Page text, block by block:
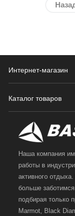
Интернет-магазин
Каталог товаров
Наша компания
работы в
активного
больше
подбирая только
Marmot, Black